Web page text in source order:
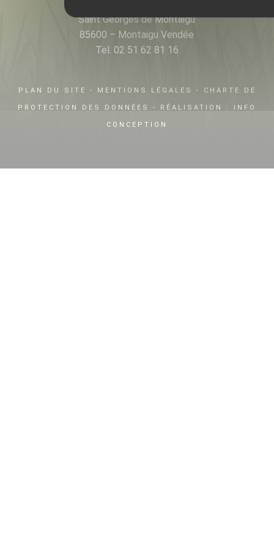
Saint Georges de Montaigu
85600 – Montaigu Vendée
Tel. 02 51 62 81 16
PLAN DU SITE - MENTIONS LÉGALES - CHARTE DE
PROTECTION DES DONNÉES - RÉALISATION : INFO
CONCEPTION